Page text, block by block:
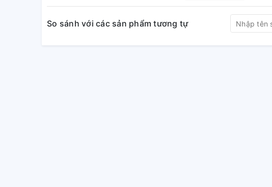
So sánh với các sản phẩm tương tự